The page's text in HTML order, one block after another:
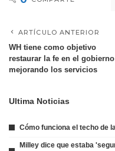
ARTÍCULO ANTERIOR
WH tiene como objetivo
restaurar la fe en el gobierno
mejorando los servicios
Ultima Noticias
Cómo funciona el techo de
Milley dice que estaba